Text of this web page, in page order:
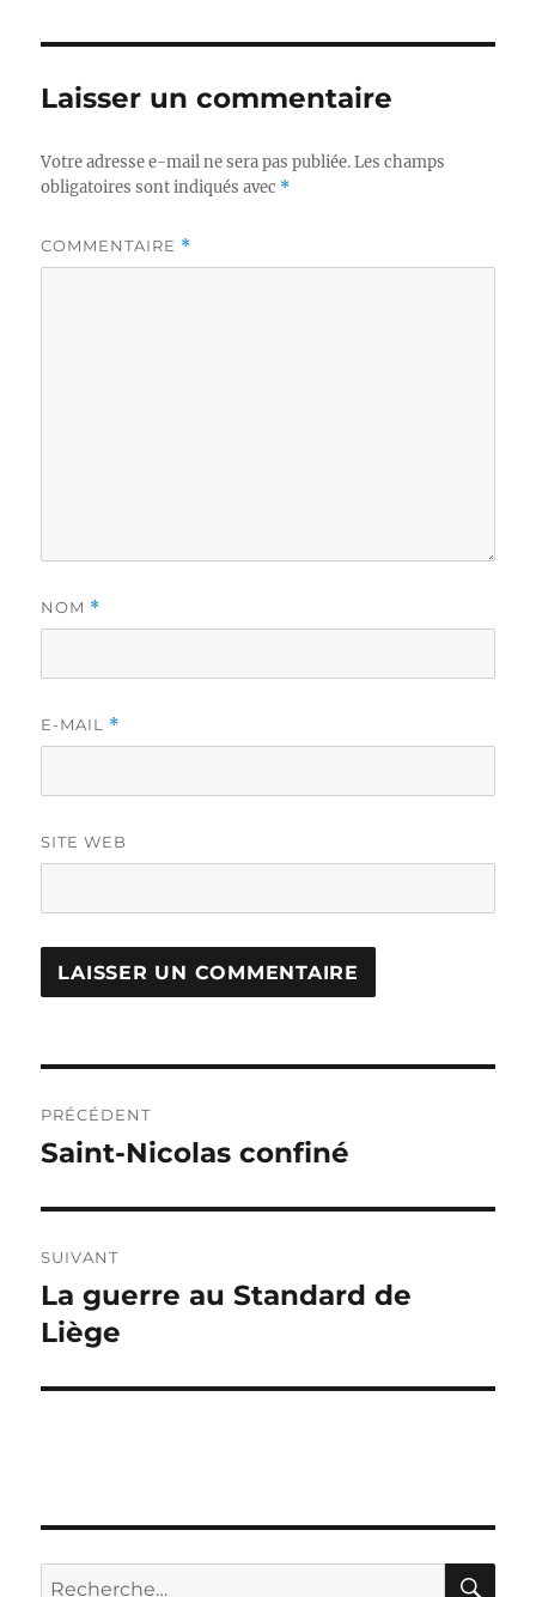
Laisser un commentaire
Votre adresse e-mail ne sera pas publiée. Les champs
obligatoires sont indiqués avec *
COMMENTAIRE *
NOM *
E-MAIL *
SITE WEB
de
PRÉCÉDENT
Publication
Saint-Nicolas confiné
SUIVANT
Publication
suivante :
La guerre au Standard de
Liège
Recherche